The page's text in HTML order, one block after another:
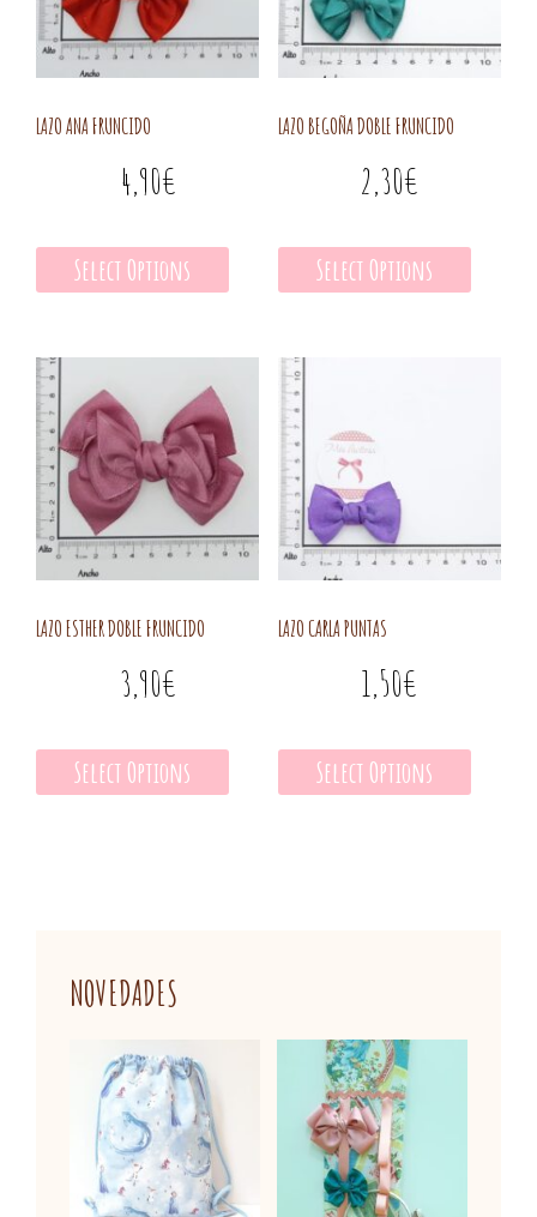
LAZO ANA FRUNCIDO
4,90€
Select Options
LAZO BEGOÑA DOBLE FRUNCIDO
2,30€
Select Options
LAZO ESTHER DOBLE FRUNCIDO
3,90€
Select Options
LAZO CARLA PUNTAS
1,50€
Select Options
NOVEDADES